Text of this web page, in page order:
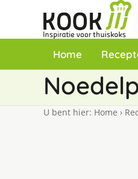
Home
U bent hier: Home ›